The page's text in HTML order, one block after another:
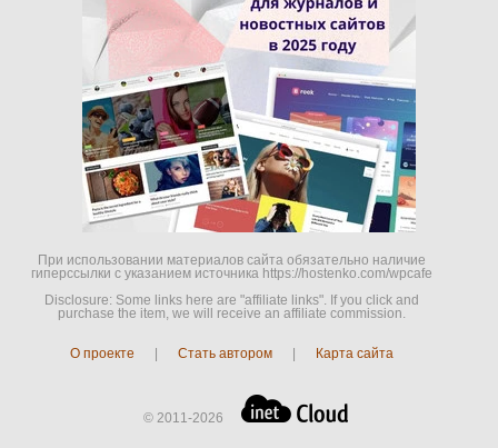
При использовании материалов сайта обязательно наличие
гиперссылки c указанием источника https://hostenko.com/wpcafe
Disclosure: Some links here are "affiliate links". If you click and
purchase the item, we will receive an affiliate commission.
О проекте | Стать автором | Карта сайта
© 2011-2026